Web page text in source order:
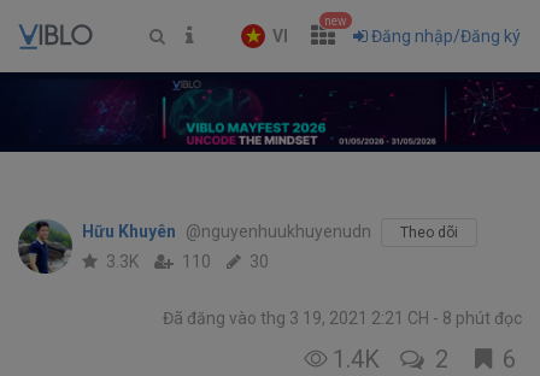
VI
new
Đăng nhập/Đăng ký
Hữu Khuyên @nguyenhuukhuyenudn Theo dõi
3.3K 110 30
Đã đăng vào thg 3 19, 2021 2:21 CH 8 phút đọc
1.4K 2 6